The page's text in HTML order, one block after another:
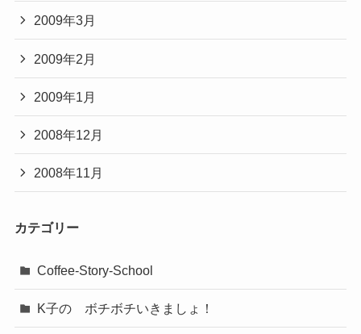
2009年3月
2009年2月
2009年1月
2008年12月
2008年11月
カテゴリー
Coffee-Story-School
K子の ボチボチいきましょ！